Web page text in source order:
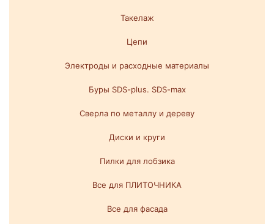
Такелаж
Цепи
Электроды и расходные материалы
Буры SDS-plus. SDS-max
Сверла по металлу и дереву
Диски и круги
Пилки для лобзика
Все для ПЛИТОЧНИКА
Все для фасада